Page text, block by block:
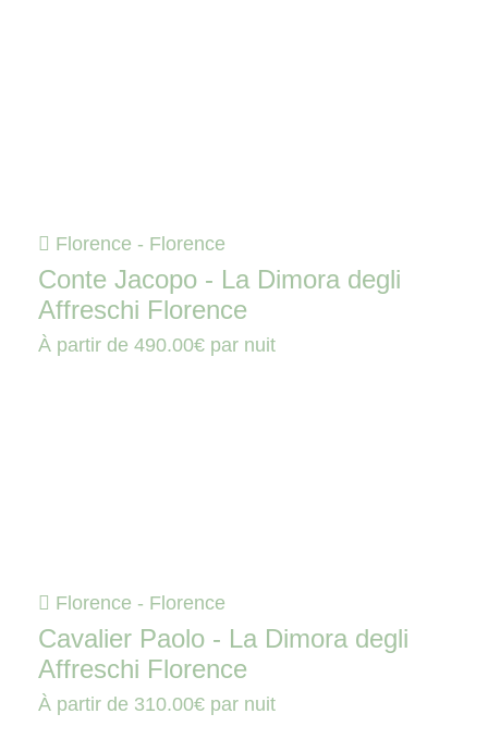
Florence - Florence
Conte Jacopo - La Dimora degli
Affreschi Florence
À partir de 490.00€ par nuit
Florence - Florence
Cavalier Paolo - La Dimora degli
Affreschi Florence
À partir de 310.00€ par nuit